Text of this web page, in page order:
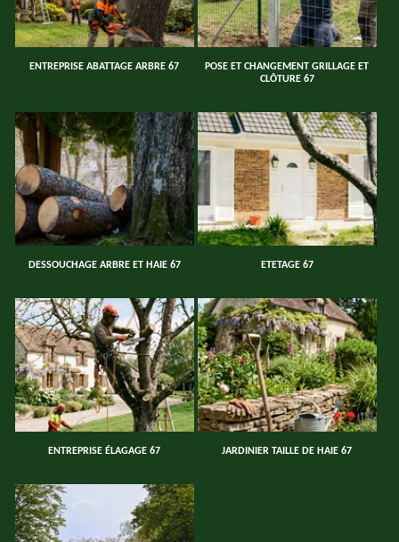
ENTREPRISE ABATTAGE ARBRE 67
POSE ET CHANGEMENT GRILLAGE ET
CLÔTURE 67
DESSOUCHAGE ARBRE ET HAIE 67 ETETAGE 67
ENTREPRISE ÉLAGAGE 67 JARDINIER TAILLE DE HAIE 67